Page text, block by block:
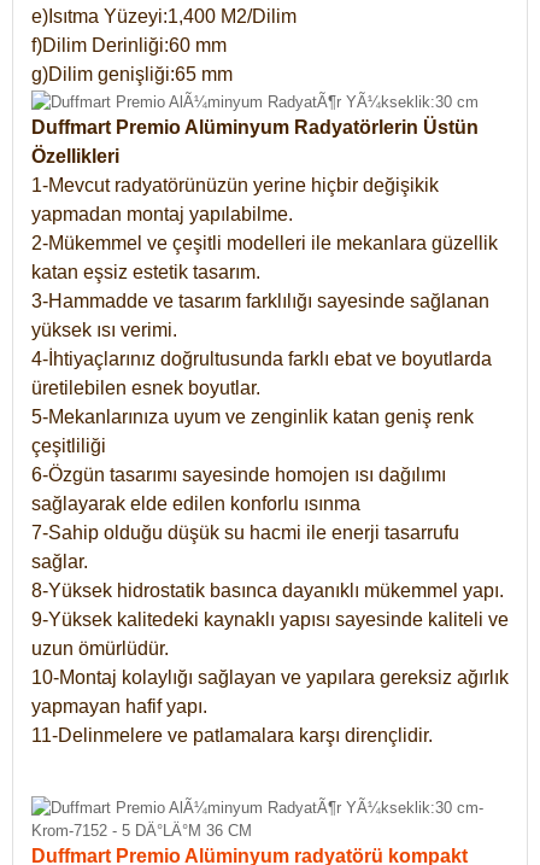
e)Isıtma Yüzeyi:1,400 M2/Dilim
f)Dilim Derinliği:60 mm
g)Dilim genişliği:65 mm
Duffmart Premio Alüminyum Radyatörlerin Üstün
Özellikleri
1-Mevcut radyatörünüzün yerine hiçbir değişikik
yapmadan montaj yapılabilme.
2-Mükemmel ve çeşitli modelleri ile mekanlara güzellik
katan eşsiz estetik tasarım.
3-Hammadde ve tasarım farklılığı sayesinde sağlanan
yüksek ısı verimi.
4-İhtiyaçlarınız doğrultusunda farklı ebat ve boyutlarda
üretilebilen esnek boyutlar.
5-Mekanlarınıza uyum ve zenginlik katan geniş renk
çeşitliliği
6-Özgün tasarımı sayesinde homojen ısı dağılımı
sağlayarak elde edilen konforlu ısınma
7-Sahip olduğu düşük su hacmi ile enerji tasarrufu
sağlar.
8-Yüksek hidrostatik basınca dayanıklı mükemmel yapı.
9-Yüksek kalitedeki kaynaklı yapısı sayesinde kaliteli ve
uzun ömürlüdür.
10-Montaj kolaylığı sağlayan ve yapılara gereksiz ağırlık
yapmayan hafif yapı.
11-Delinmelere ve patlamalara karşı dirençlidir.
Duffmart Premio Alüminyum radyatörü kompakt